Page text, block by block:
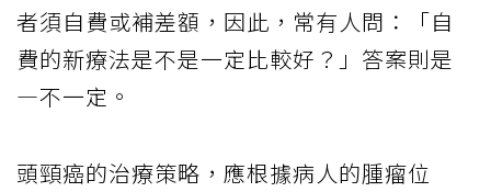
者須自費或補差額，因此，常有人問：「自
費的新療法是不是一定比較好？」答案則是
—不一定。
頭頸癌的治療策略，應根據病人的腫瘤位